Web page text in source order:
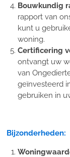
Bouwkundig
rapport van
kunt u
woning.
Certificering
ontvangt uw
van
geïnvesteerd
gebruiken in
Bijzonderheden: